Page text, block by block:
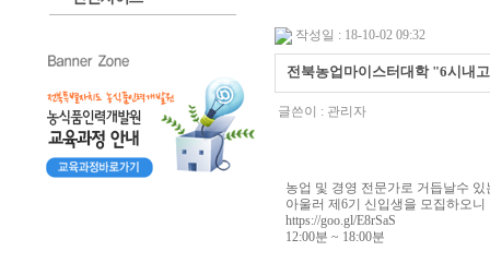
작성일 : 18-10-02 09:32
전북농업마이스터대학 "6시내
글쓴이 : 관리자
농업 및 경영 전문가로 거듭날수
아울러 제6기 신입생을 모집하오
https://goo.gl/E8rSaS
12:00분 ~ 18:00분